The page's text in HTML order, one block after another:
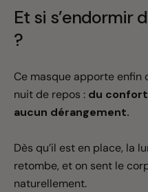
Et si s’endormir
?
Ce masque apporte enfin
nuit de repos : du
aucun dérangement.
Dès qu’il est en place, la
retombe, et on sent le
naturellement.